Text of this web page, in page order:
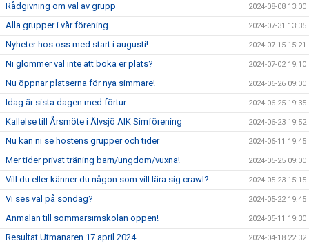
Rådgivning om val av grupp 2024-08-08 13:00
Alla grupper i vår förening 2024-07-31 13:35
Nyheter hos oss med start i augusti! 2024-07-15 15:21
Ni glömmer väl inte att boka er plats? 2024-07-02 19:10
Nu öppnar platserna för nya simmare! 2024-06-26 09:00
Idag är sista dagen med förtur 2024-06-25 19:35
Kallelse till Årsmöte i Älvsjö AIK Simförening 2024-06-23 19:52
Nu kan ni se höstens grupper och tider 2024-06-11 19:45
Mer tider privat träning barn/ungdom/vuxna! 2024-05-25 09:00
Vill du eller känner du någon som vill lära sig crawl? 2024-05-23 15:15
Vi ses väl på söndag? 2024-05-22 19:45
Anmälan till sommarsimskolan öppen! 2024-05-11 19:30
Resultat Utmanaren 17 april 2024 2024-04-18 22:32